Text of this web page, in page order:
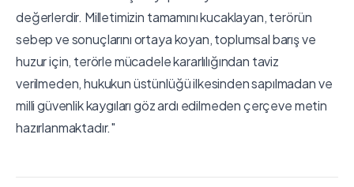
değerlerdir. Milletimizin tamamını kucaklayan, terörün
sebep ve sonuçlarını ortaya koyan, toplumsal barış ve
huzur için, terörle mücadele kararlılığından taviz
verilmeden, hukukun üstünlüğü ilkesinden sapılmadan ve
milli güvenlik kaygıları göz ardı edilmeden çerçeve metin
hazırlanmaktadır."